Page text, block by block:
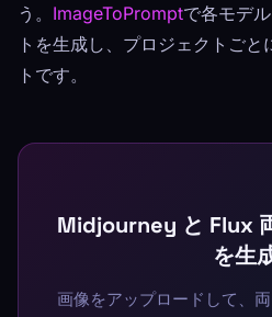
う。 ImageToPromptで各モデ
トを生成し、プロジェクトご
トです。
Midjourney と Flux
を生
画像をアップロードして、